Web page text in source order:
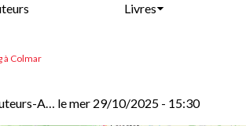
Livres
à Colmar
A… lemer 29/10/2025 - 15:30